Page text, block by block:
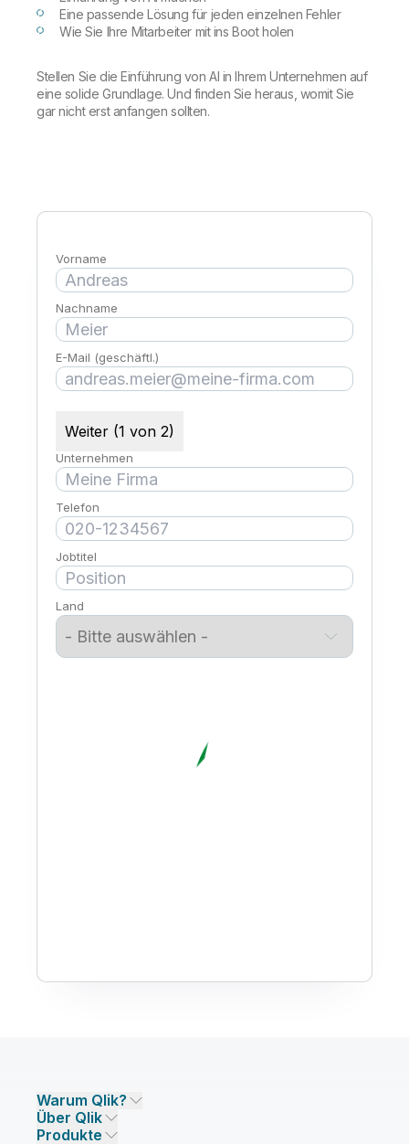
Eine passende Lösung für jeden einzelnen Fehler
Wie Sie Ihre Mitarbeiter mit ins Boot holen
Stellen Sie die Einführung von AI in Ihrem Unternehmen auf
eine solide Grundlage. Und finden Sie heraus, womit Sie
gar nicht erst anfangen sollten.
Vorname
Nachname
E-Mail (geschäftl.)
Weiter (1 von 2)
Unternehmen
Telefon
Jobtitel
Land
Warum Qlik?
Warum Qlik
Vertrauen und Sicherheit
Über Qlik
Unternehmen
Produkte